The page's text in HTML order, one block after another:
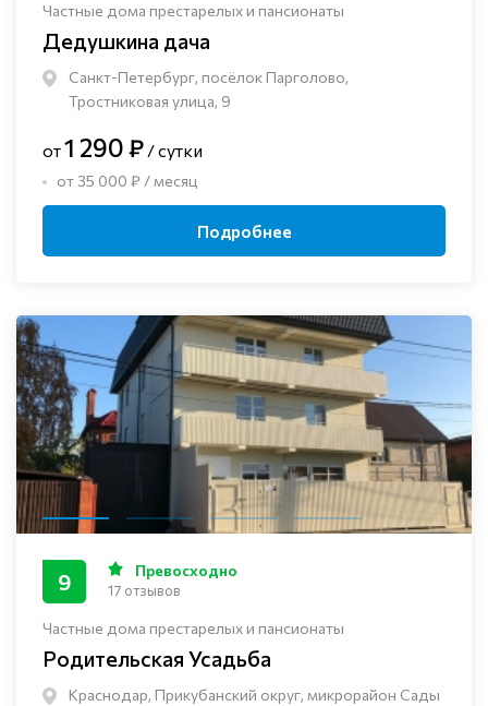
Частные дома престарелых и пансионаты
Дедушкина дача
Санкт-Петербург, посёлок Парголово,
Тростниковая улица, 9
от1 290 ₽ / сутки
от 35 000 ₽ / месяц
Подробнее
Частные дома престарелых и пансионаты
Родительская Усадьба
Краснодар, Прикубанский округ, микрорайон Сады
9 Превосходно
17 отзывов